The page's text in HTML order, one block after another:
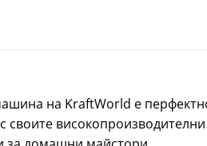
на KraftWorld е